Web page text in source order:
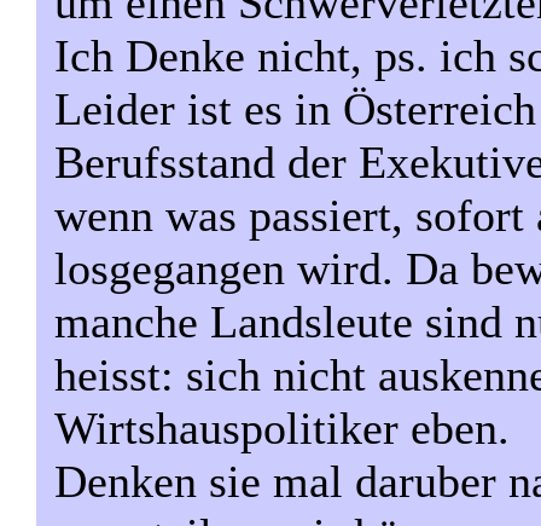
Ich Denke nicht, ps. ich
Leider ist es in
Berufsstand der
wenn was passiert,
losgegangen wird. Da
manche Landsleute sind
heisst: sich nicht
Wirtshauspolitiker eben.
Denken sie mal daruber